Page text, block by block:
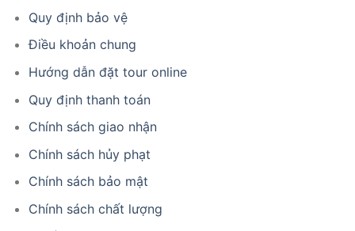
Quy định bảo vệ
Điều khoản chung
Hướng dẫn đặt tour online
Quy định thanh toán
Chính sách giao nhận
Chính sách hủy phạt
Chính sách bảo mật
Chính sách chất lượng